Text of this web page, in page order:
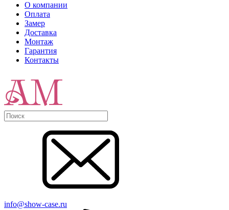
О компании
Оплата
Замер
Доставка
Монтаж
Гарантия
Контакты
info@show-case.ru